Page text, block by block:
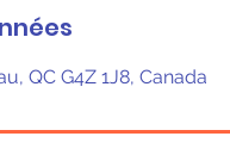
QC G4Z 1J8, Canada